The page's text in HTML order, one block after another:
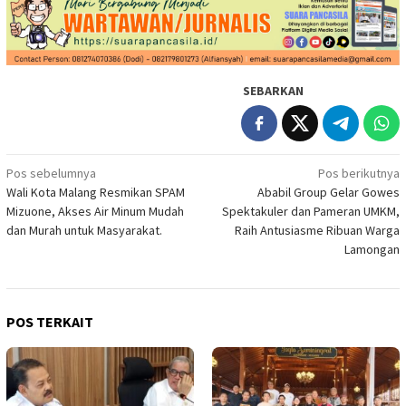
SEBARKAN
Navigasi
pos
Pos sebelumnya
Wali Kota Malang Resmikan SPAM
Mizuone, Akses Air Minum Mudah
dan Murah untuk Masyarakat.
Pos berikutnya
Ababil Group Gelar Gowes
Spektakuler dan Pameran UMKM,
Raih Antusiasme Ribuan Warga
Lamongan
POS TERKAIT